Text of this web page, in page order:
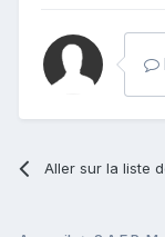
Aller sur la liste